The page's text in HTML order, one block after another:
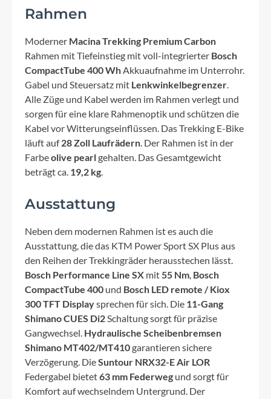
Rahmen
Moderner Macina Trekking Premium Carbon
Rahmen mit Tiefeinstieg mit voll-integrierter Bosch
CompactTube 400 WhAkkuaufnahme im Unterrohr.
Gabel und Steuersatz mit Lenkwinkelbegrenzer.
Alle Züge und Kabel werden im Rahmen verlegt und
sorgen für eine klare Rahmenoptik und schützen die
Kabel vor Witterungseinflüssen. Das Trekking E-Bike
läuft auf28 Zoll Laufrädern. Der Rahmen ist in der
Farbeolive pearlgehalten. Das Gesamtgewicht
beträgt ca. 19,2 kg.
Ausstattung
Neben dem modernen Rahmen ist es auch die
Ausstattung, die das KTM Power Sport SX Plus aus
den Reihen der Trekkingräder herausstechen lässt.
Bosch Performance Line SX mit55 Nm, Bosch
CompactTube 400 und Bosch LED remote / Kiox
300 TFT Displaysprechen für sich. Die 11-Gang
Shimano CUES Di2Schaltung sorgt für präzise
Gangwechsel. Hydraulische Scheibenbremsen
Shimano MT402/MT410garantieren sichere
Verzögerung. DieSuntour NRX32-E Air LOR
Federgabel bietet63 mm Federweg und sorgt für
Komfort auf wechselndem Untergrund. Der